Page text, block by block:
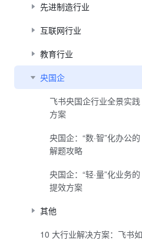
先进制造行业
互联网行业
教育行业
央国企
飞书央国企行业全景实践
方案
央国企：“数·智”化办公的
解题攻略
央国企：“轻·量”化业务的
提效方案
其他
10 大行业解决方案：飞书如